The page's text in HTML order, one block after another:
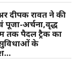
दीपक रावत ने की
पूजा-अर्चना,वृद्ध
तक पैदल ट्रैक का
सुविधाओं के